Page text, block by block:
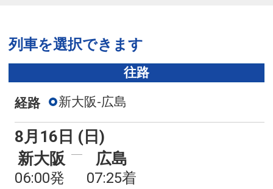
列車を選択できます
往路
経路 新大阪-広島
8月16日 (日)
新大阪
06:00発
広島
07:25着